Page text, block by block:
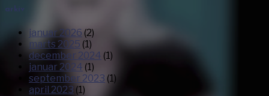
arkiv
januar 2026 (2)
marts 2025 (1)
december 2024 (1)
januar 2024 (1)
september 2023 (1)
april 2023 (1)